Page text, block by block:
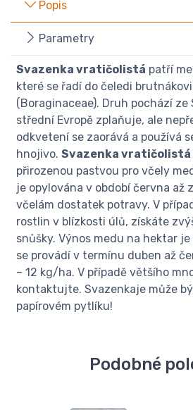
Popis
Parametry
Svazenka vratičolistá patří
které se řadí do čeledi
(Boraginaceae). Druh pochází ze
střední Evropě zplaňuje, ale
odkvetení se zaorává a používá
hnojivo. Svazenka vratičolistá
přirozenou pastvou pro včely
je opylována v období června až
včelám dostatek potravy. V
rostlin v blízkosti úlů, získáte
snůšky. Výnos medu na hektar
se provádí v termínu duben až
– 12 kg/ha. V případě většího
kontaktujte. Svazenkaje může
papírovém pytlíku!
Podobné